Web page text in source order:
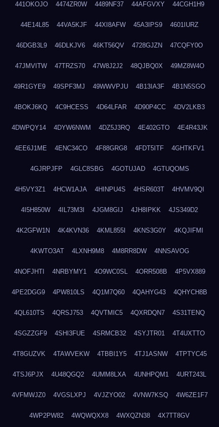
441OKOJO 4474ZR0W 4489NF37 44AFGVXY 44CGH1H9
44E14L85 44VA5KJF 44XI8AFW 45A3IPS9 4601IURZ
46DGB3L9 46DLKJV6 46KT56QV 4728GJZN 47CQFY0O
47JMVITW 47TRZS70 47W8J2J2 48QJBQ0X 49MZ8W4O
49R1GYE9 49SPF3MJ 49WWVPJU 4B13IA3F 4B1N5SGO
4BOKJ6KQ 4C9HCESS 4D64LFAR 4D90P4CC 4DV2LKB3
4DWPQY14 4DYW6NWM 4DZ5J3RQ 4E402GTO 4E4R43JK
4EE6J1ME 4ENC34CO 4F88GRG8 4FDT5ITF 4GHTKFV1
4GJRPJFP 4GLC8SBG 4GOTUJAD 4GTUQOMS
4H5VY3Z1 4HCW1AJA 4HINPU4S 4HSR603T 4HVMV9QI
4I5H850W 4IL73M3I 4JGM8GIJ 4JH8IPKK 4JS349D2
4K2GFW1N 4K4KVN36 4KML855I 4KNS3G0Y 4KQJIFMI
4KWTO3AT 4LXNH9M8 4M8RR8DW 4NNSAVOG
4NOFJHTI 4NRBYMY1 4O9WC0SL 4ORR508B 4P5VX889
4PE2DGG9 4PW810LS 4Q1M7Q60 4QAHYG43 4QHYCH8B
4QL610TS 4QRSJ753 4QVTMIC5 4QXRDQN7 4S31TENQ
4SGZZGF9 4SHI3FUE 4SRMCB32 4SYJTR01 4T4UXTTO
4T8GUZVK 4TAWVEKW 4TBBI1Y5 4TJ1ASNW 4TPTYC45
4TSJ6PJX 4U48QGQ2 4UMM8LXA 4UNHPQM1 4URT243L
4VFMWJZ0 4VGSLXPJ 4VJZYO02 4VNW7KSQ 4W6ZE1F7
4WP2PW82 4WQWQXX8 4WXQZN38 4X7TT8GV